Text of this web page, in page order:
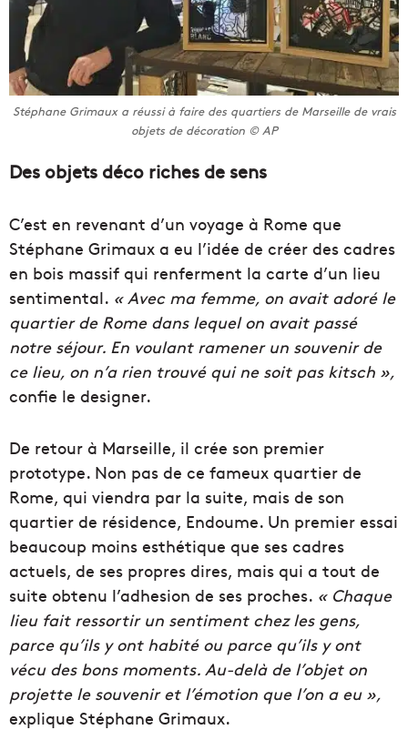
Stéphane Grimaux a réussi à faire des quartiers de Marseille de vrais
objets de décoration © AP
Des objets déco riches de sens
C’est en revenant d’un voyage à Rome que
Stéphane Grimaux a eu l’idée de créer des cadres
en bois massif qui renferment la carte d’un lieu
sentimental. « Avec ma femme, on avait adoré le
quartier de Rome dans lequel on avait passé
notre séjour. En voulant ramener un souvenir de
ce lieu, on n’a rien trouvé qui ne soit pas kitsch »,
confie le designer.
De retour à Marseille, il crée son premier
prototype. Non pas de ce fameux quartier de
Rome, qui viendra par la suite, mais de son
quartier de résidence, Endoume. Un premier essai
beaucoup moins esthétique que ses cadres
actuels, de ses propres dires, mais qui a tout de
suite obtenu l’adhesion de ses proches. « Chaque
lieu fait ressortir un sentiment chez les gens,
parce qu’ils y ont habité ou parce qu’ils y ont
vécu des bons moments. Au-delà de l’objet on
projette le souvenir et l’émotion que l’on a eu »,
explique Stéphane Grimaux.